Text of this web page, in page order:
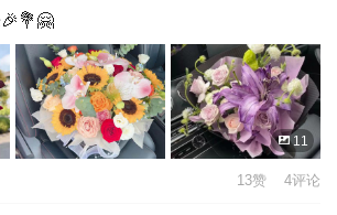
11
13赞 4评论